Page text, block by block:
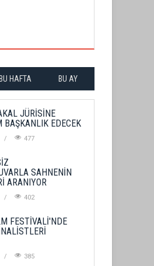
BU HAFTA BU AY
JÜRİSİNE
BAŞKANLIK EDECEK
477
SAHNENİN
ARANIYOR
402
FESTİVALİ'NDE
385